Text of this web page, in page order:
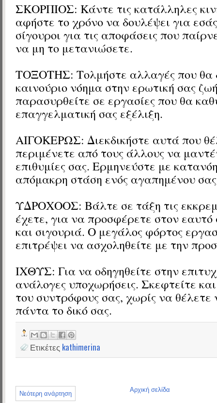
ΣΚΟΡΠΙΟΣ: Κάντε τις κατάλληλες
αφήστε το χρόνο να δουλέψει για
σίγουροι για τις αποφάσεις που
να μη το μετανιώσετε.
ΤΟΞΟΤΗΣ: Τολμήστε αλλαγές που θα
καινούριο νόημα στην ερωτική σας
παρασυρθείτε σε εργασίες που θα
επαγγελματική σας εξέλιξη.
ΑΙΓΟΚΕΡΩΣ: Διεκδικήστε αυτά που
περιμένετε από τους άλλους να
επιθυμίες σας. Ερμηνεύστε με
απόμακρη στάση ενός αγαπημένου
ΥΔΡΟΧΟΟΣ: Βάλτε σε τάξη τις
έχετε, για να προσφέρετε στον
και σιγουριά. Ο μεγάλος φόρτος
επιτρέψει να ασχοληθείτε με την
ΙΧΘΥΣ: Για να οδηγηθείτε στην
ανάλογες υποχωρήσεις. Σκεφτείτε
του συντρόφους σας, χωρίς να θέλετε
πάντα το δικό σας.
Ετικέτες kathimerina
Νεότερη ανάρτηση
Αρχική σελίδα